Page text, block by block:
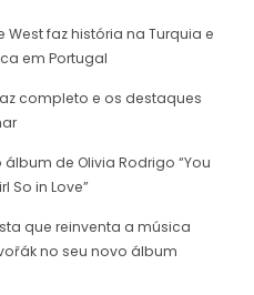
West faz história na Turquia e
em Portugal
completo e os destaques
de Olivia Rodrigo “You
So in Love”
que reinventa a música
no seu novo álbum